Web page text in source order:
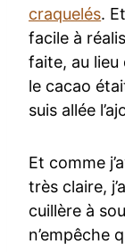
craquelés.
facile à
faite, au
le cacao
suis allée
Et comme
très claire,
cuillère à
n’empêche